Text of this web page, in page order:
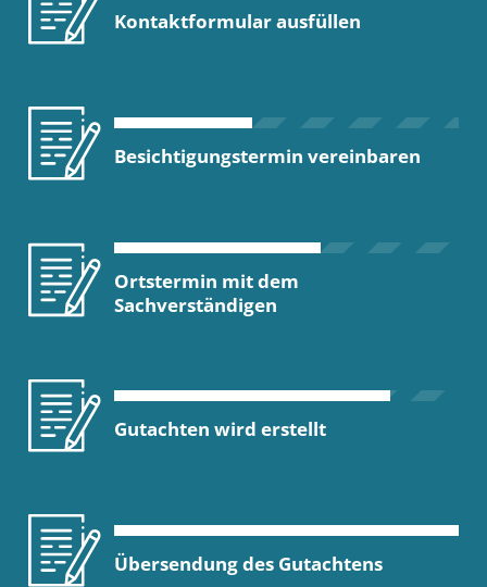
Kontaktformular ausfüllen
Besichtigungstermin vereinbaren
Ortstermin mit dem
Sachverständigen
Gutachten wird erstellt
Übersendung des Gutachtens